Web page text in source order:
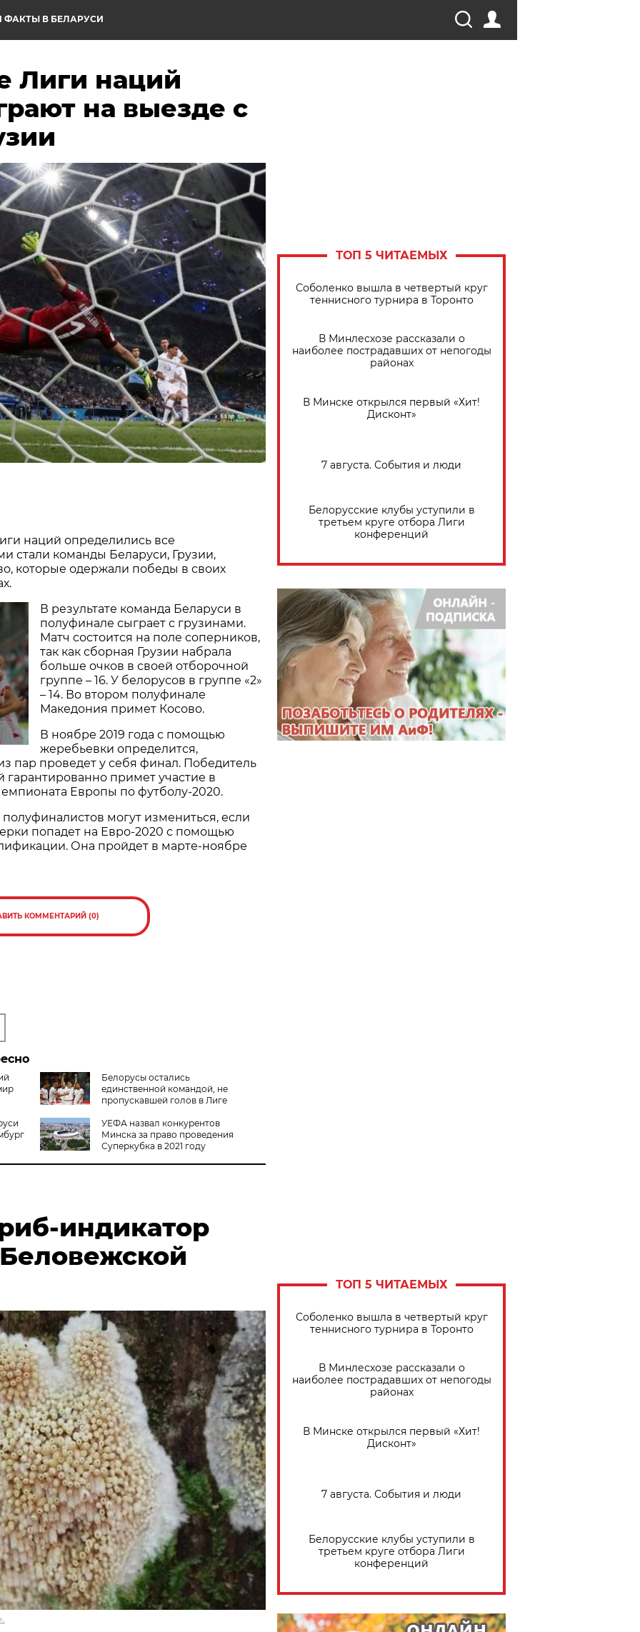
ФАКТЫ В БЕЛАРУСИ
Лиги наций
на выезде с
наций определились все
стали команды Беларуси, Грузии,
которые одержали победы в своих
В результате команда Беларуси в
полуфинале сыграет с грузинами.
Матч состоится на поле соперников,
так как сборная Грузии набрала
больше очков в своей отборочной
группе – 16. У белорусов в группе «2»
– 14. Во втором полуфинале
Македония примет Косово.
В ноябре 2019 года с помощью
жеребьевки определится,
пар проведет у себя финал. Победитель
примет участие в
Европы по футболу-2020.
могут измениться, если
попадет на Евро-2020 с помощью
Она пройдет в марте-ноябре
КОММЕНТАРИЙ (0)
Белорусы остались
единственной командой, не
пропускавшей голов в Лиге
УЕФА назвал конкурентов
Минска за право проведения
Суперкубка в 2021 году
ТОП 5 ЧИТАЕМЫХ
Соболенко вышла в четвертый круг
теннисного турнира в Торонто
В Минлесхозе рассказали о
наиболее пострадавших от непогоды
районах
В Минске открылся первый «Хит!
Дисконт»
7 августа. События и люди
Белорусские клубы уступили в
третьем круге отбора Лиги
конференций
индикатор
ТОП 5 ЧИТАЕМЫХ
Соболенко вышла в четвертый круг
теннисного турнира в Торонто
В Минлесхозе рассказали о
наиболее пострадавших от непогоды
районах
В Минске открылся первый «Хит!
Дисконт»
7 августа. События и люди
Белорусские клубы уступили в
третьем круге отбора Лиги
конференций